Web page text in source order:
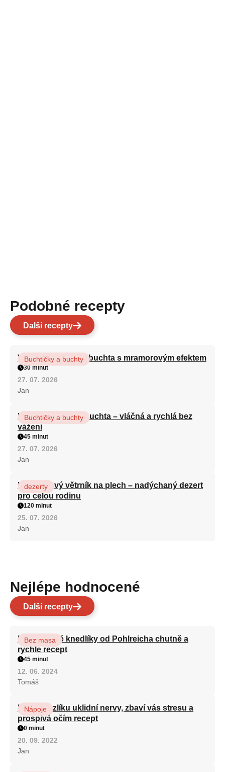
Podobné recepty
Další recepty
Vláčná olejová litá buchta s mramorovým efektem
Buchtičky a buchty
30 minut
27. 07. 2026
Jan
Hrnková maková buchta – vláčná a rychlá bez
vážení
Buchtičky a buchty
45 minut
27. 07. 2026
Jan
Karamelový větrník na plech – nadýchaný dezert
pro celou rodinu
dezerty
120 minut
25. 07. 2026
Jan
Nejlépe hodnocené
Další recepty
Karlovarské knedlíky od Pohlreicha chutně a
rychle recept
Bez masa
45 minut
12. 06. 2024
Tomáš
Kořen kozlíku uklidní nervy, zbaví vás stresu a
prospívá očím recept
Nápoje
0 minut
20. 09. 2022
Jan